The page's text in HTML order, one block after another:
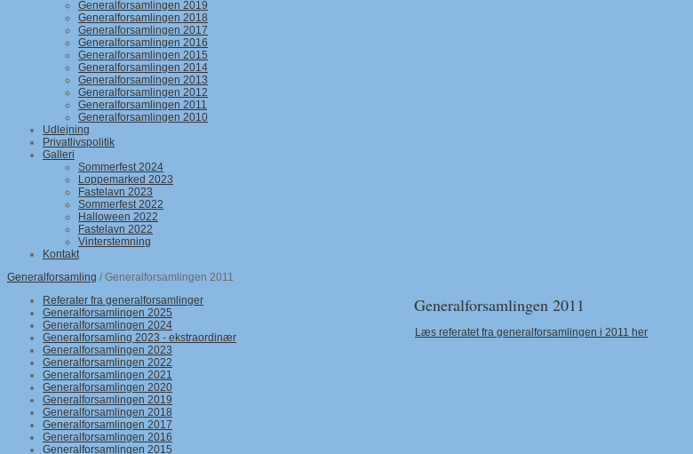
Generalforsamlingen 2019
Generalforsamlingen 2018
Generalforsamlingen 2017
Generalforsamlingen 2016
Generalforsamlingen 2015
Generalforsamlingen 2014
Generalforsamlingen 2013
Generalforsamlingen 2012
Generalforsamlingen 2011
Generalforsamlingen 2010
Udlejning
Privatlivspolitik
Galleri
Sommerfest 2024
Loppemarked 2023
Fastelavn 2023
Sommerfest 2022
Halloween 2022
Fastelavn 2022
Vinterstemning
Kontakt
Generalforsamling / Generalforsamlingen 2011
Referater fra generalforsamlinger
Generalforsamlingen 2025
Generalforsamlingen 2024
Generalforsamling 2023 - ekstraordinær
Generalforsamlingen 2023
Generalforsamlingen 2022
Generalforsamlingen 2021
Generalforsamlingen 2020
Generalforsamlingen 2019
Generalforsamlingen 2018
Generalforsamlingen 2017
Generalforsamlingen 2016
Generalforsamlingen 2015
Generalforsamlingen 2011
Læs referatet fra generalforsamlingen i 2011 her